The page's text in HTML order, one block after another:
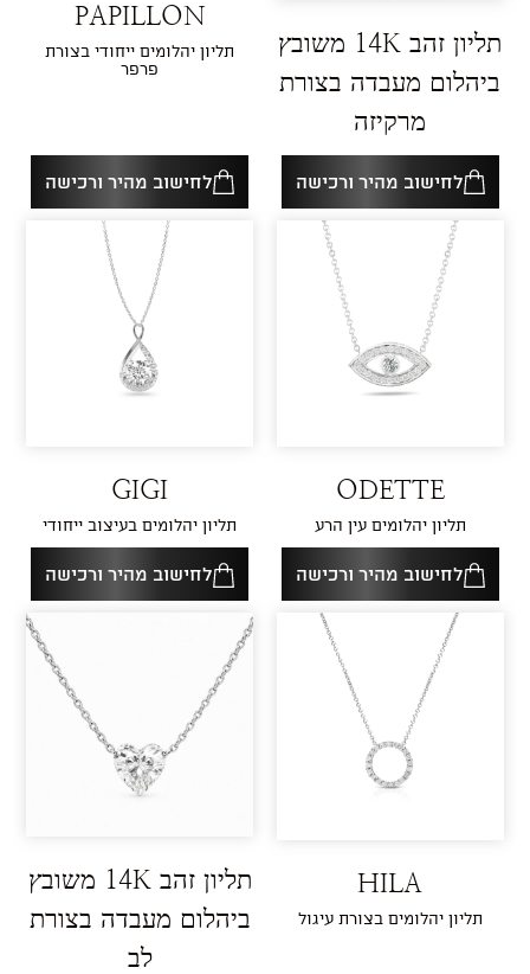
תליון זהב 14K משובץ
ביהלום מעבדה בצורת
מרקיזה
לחישוב מהיר ורכישה
PAPILLON
תליון יהלומים ייחודי בצורת
פרפר
לחישוב מהיר ורכישה
ODETTE
תליון יהלומים עין הרע
לחישוב מהיר ורכישה
GIGI
תליון יהלומים בעיצוב ייחודי
לחישוב מהיר ורכישה
HILA
תליון יהלומים בצורת עיגול
תליון זהב 14K משובץ
ביהלום מעבדה בצורת
לב